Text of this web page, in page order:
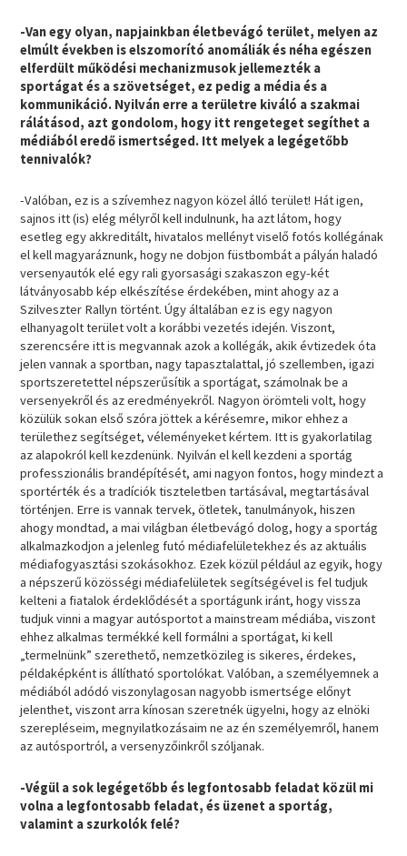
-Van egy olyan, napjainkban életbevágó terület, melyen az
elmúlt években is elszomorító anomáliák és néha egészen
elferdült működési mechanizmusok jellemezték a
sportágat és a szövetséget, ez pedig a média és a
kommunikáció. Nyilván erre a területre kiváló a szakmai
rálátásod, azt gondolom, hogy itt rengeteget segíthet a
médiából eredő ismertséged. Itt melyek a legégetőbb
tennivalók?
-Valóban, ez is a szívemhez nagyon közel álló terület! Hát igen,
sajnos itt (is) elég mélyről kell indulnunk, ha azt látom, hogy
esetleg egy akkreditált, hivatalos mellényt viselő fotós kollégának
el kell magyaráznunk, hogy ne dobjon füstbombát a pályán haladó
versenyautók elé egy rali gyorsasági szakaszon egy-két
látványosabb kép elkészítése érdekében, mint ahogy az a
Szilveszter Rallyn történt. Úgy általában ez is egy nagyon
elhanyagolt terület volt a korábbi vezetés idején. Viszont,
szerencsére itt is megvannak azok a kollégák, akik évtizedek óta
jelen vannak a sportban, nagy tapasztalattal, jó szellemben, igazi
sportszeretettel népszerűsítik a sportágat, számolnak be a
versenyekről és az eredményekről. Nagyon örömteli volt, hogy
közülük sokan első szóra jöttek a kérésemre, mikor ehhez a
területhez segítséget, véleményeket kértem. Itt is gyakorlatilag
az alapokról kell kezdenünk. Nyilván el kell kezdeni a sportág
professzionális brandépítését, ami nagyon fontos, hogy mindezt a
sportérték és a tradíciók tiszteletben tartásával, megtartásával
történjen. Erre is vannak tervek, ötletek, tanulmányok, hiszen
ahogy mondtad, a mai világban életbevágó dolog, hogy a sportág
alkalmazkodjon a jelenleg futó médiafelületekhez és az aktuális
médiafogyasztási szokásokhoz. Ezek közül például az egyik, hogy
a népszerű közösségi médiafelületek segítségével is fel tudjuk
kelteni a fiatalok érdeklődését a sportágunk iránt, hogy vissza
tudjuk vinni a magyar autósportot a mainstream médiába, viszont
ehhez alkalmas termékké kell formálni a sportágat, ki kell
„termelnünk” szerethető, nemzetközileg is sikeres, érdekes,
példaképként is állítható sportolókat. Valóban, a személyemnek a
médiából adódó viszonylagosan nagyobb ismertsége előnyt
jelenthet, viszont arra kínosan szeretnék ügyelni, hogy az elnöki
szerepléseim, megnyilatkozásaim ne az én személyemről, hanem
az autósportról, a versenyzőinkről szóljanak.
-Végül a sok legégetőbb és legfontosabb feladat közül mi
volna a legfontosabb feladat, és üzenet a sportág,
valamint a szurkolók felé?